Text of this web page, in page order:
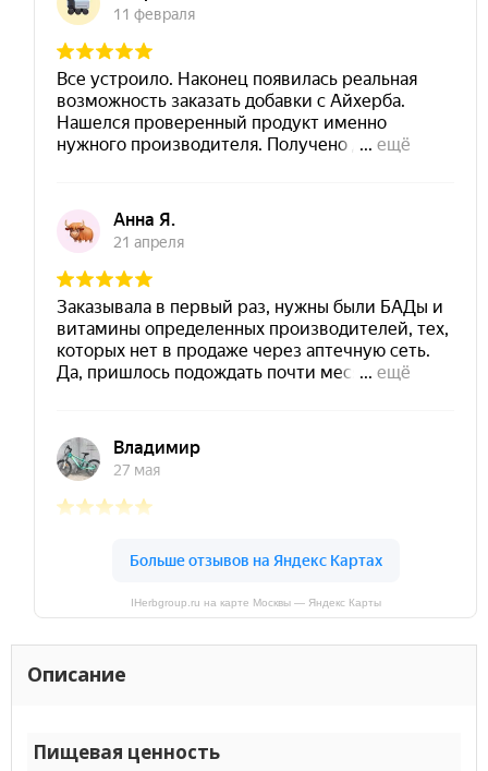
IHerbgroup.ru на карте Москвы — Яндекс Карты
Описание
Пищевая ценность